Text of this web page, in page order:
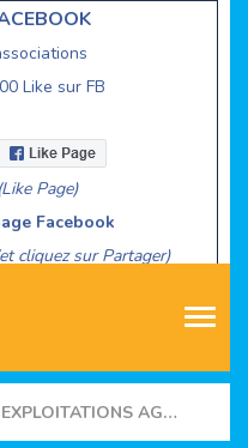
Like sur FB
Page)
Facebook
cliquez sur Partager)
EXPLOITATIONS AGRICOLES / AVICULTURE